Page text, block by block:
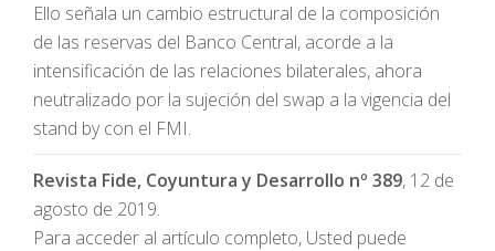
Ello señala un cambio estructural de la composición
de las reservas del Banco Central, acorde a la
intensificación de las relaciones bilaterales, ahora
neutralizado por la sujeción del swap a la vigencia del
stand by con el FMI.
Revista Fide, Coyuntura y Desarrollo nº 389, 12 de
agosto de 2019.
Para acceder al artículo completo, Usted puede